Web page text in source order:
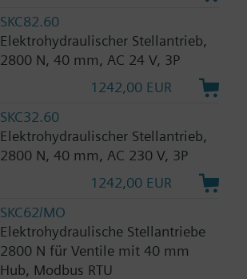
SKC82.60
Elektrohydraulischer Stellantrieb,
2800 N, 40 mm, AC 24 V, 3P
1242,00 EUR
SKC32.60
Elektrohydraulischer Stellantrieb,
2800 N, 40 mm, AC 230 V, 3P
1242,00 EUR
SKC62/MO
Elektrohydraulische Stellantriebe
2800 N für Ventile mit 40 mm
Hub, Modbus RTU